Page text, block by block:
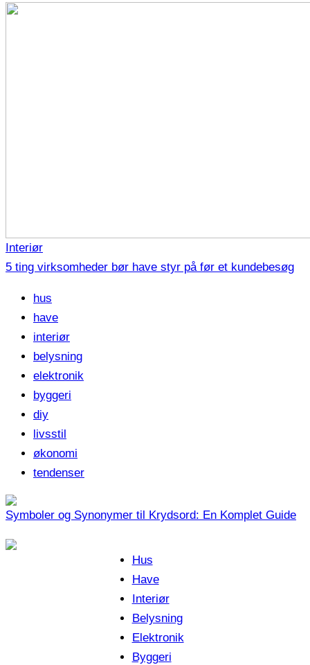
Interiør
5 ting virksomheder bør have styr på før et kundebesøg
hus
have
interiør
belysning
elektronik
byggeri
diy
livsstil
økonomi
tendenser
Symboler og Synonymer til Krydsord: En Komplet Guide
Hus
Have
Interiør
Belysning
Elektronik
Byggeri